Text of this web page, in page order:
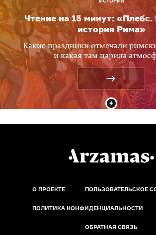
Чтение на 15 минут: «Плебс.
история Рима»
Какие праздники отмечали
и какая там царила
О ПРОЕКТЕ ПОЛЬЗОВАТЕЛЬСКОЕ
ПОЛИТИКА КОНФИДЕНЦИАЛЬНОСТИ
ОБРАТНАЯ СВЯЗЬ